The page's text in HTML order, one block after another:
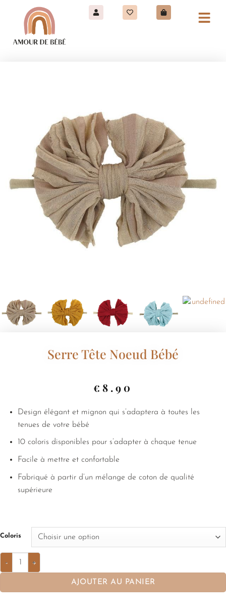
Serre Tête Noeud Bébé
€ 8.90
Design élégant et mignon qui s’adaptera à toutes les
tenues de votre bébé
10 coloris disponibles pour s’adapter à chaque tenue
Facile à mettre et confortable
Fabriqué à partir d’un mélange de coton de qualité
supérieure
Coloris
AJOUTER AU PANIER